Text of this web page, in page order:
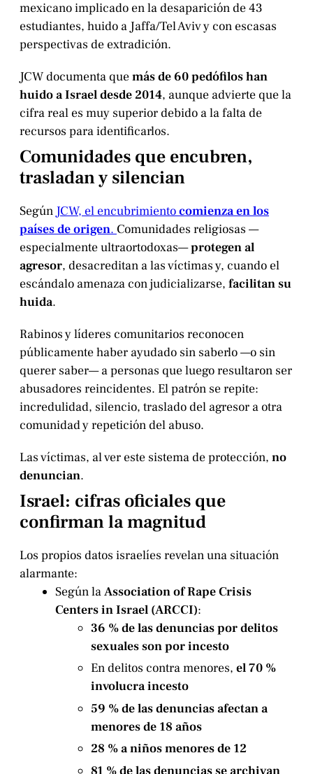
mexicano implicado en la desaparición de 43
estudiantes, huido a Jaffa/Tel Aviv y con escasas
perspectivas de extradición.
JCW documenta quemás de 60 pedófilos han
huido a Israel desde 2014, aunque advierte que la
cifra real es muy superior debido a la falta de
recursos para identificarlos.
Comunidades que encubren,
trasladan y silencian
Según JCW, el encubrimientocomienza en los
países de origen. Comunidades religiosas —
especialmente ultraortodoxas—protegen al
agresor, desacreditan a las víctimas y, cuando el
escándalo amenaza con judicializarse, facilitan su
huida.
Rabinos y líderes comunitarios reconocen
públicamente haber ayudado sin saberlo —o sin
querer saber— a personas que luego resultaron ser
abusadores reincidentes. El patrón se repite:
incredulidad, silencio, traslado del agresor a otra
comunidad y repetición del abuso.
Las víctimas, al ver este sistema de protección, no
denuncian.
Israel: cifras oficiales que
confirman la magnitud
Los propios datos israelíes revelan una situación
alarmante:
Según laAssociation of Rape Crisis
Centers in Israel (ARCCI):
36 % de las denuncias por delitos
sexuales son por incesto
En delitos contra menores,el 70 %
involucra incesto
59 % de las denuncias afectan a
menores de 18 años
28 % a niños menores de 12